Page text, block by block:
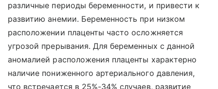
различные периоды беременности, и привести к
развитию анемии. Беременность при низком
расположении плаценты часто осложняется
угрозой прерывания. Для беременных с данной
аномалией расположения плаценты характерно
наличие пониженного артериального давления,
что встречается в 25%-34% случаев, развитие